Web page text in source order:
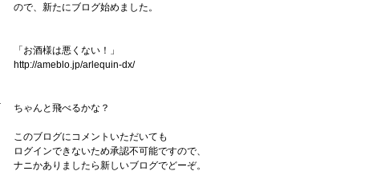
ので、新たにブログ始めました。
「お酒様は悪くない！」
http://ameblo.jp/arlequin-dx/
ちゃんと飛べるかな？
このブログにコメントいただいても
ログインできないため承認不可能ですので、
ナニかありましたら新しいブログでどーぞ。